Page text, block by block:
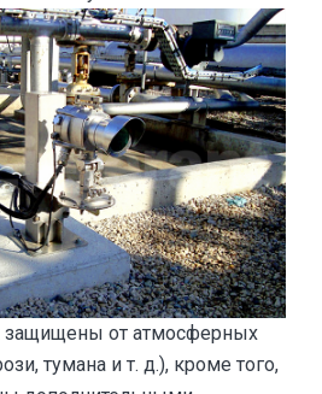
защищены от атмосферных
тумана и т. д.), кроме того,